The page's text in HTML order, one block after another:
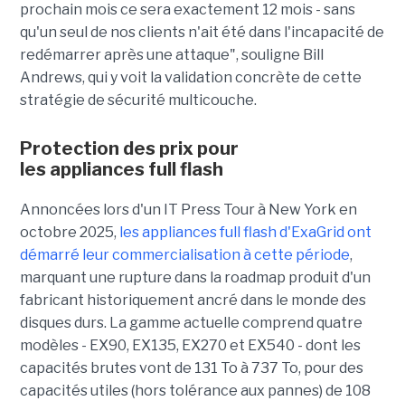
prochain mois ce sera exactement 12 mois - sans
qu'un seul de nos clients n'ait été dans l'incapacité de
redémarrer après une attaque", souligne Bill
Andrews, qui y voit la validation concrète de cette
stratégie de sécurité multicouche.
Protection des prix pour
les appliances full flash
Annoncées lors d'un IT Press Tour à New York en
octobre 2025, les appliances full flash d'ExaGrid ont
démarré leur commercialisation à cette période,
marquant une rupture dans la roadmap produit d'un
fabricant historiquement ancré dans le monde des
disques durs. La gamme actuelle comprend quatre
modèles - EX90, EX135, EX270 et EX540 - dont les
capacités brutes vont de 131 To à 737 To, pour des
capacités utiles (hors tolérance aux pannes) de 108